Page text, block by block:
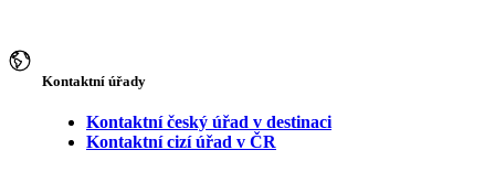
Kontaktní úřady
Kontaktní český úřad v destinaci
Kontaktní cizí úřad v ČR